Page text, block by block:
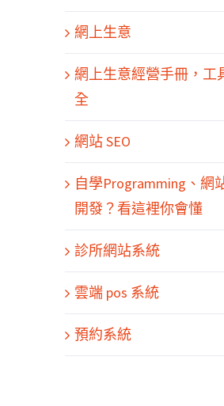
網上生意
網上生意經營手冊，工
全
網站 SEO
自學Programming、網
開發？看這裡你會懂
診所網站系統
雲端 pos 系統
預約系統